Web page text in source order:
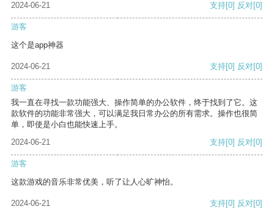
2024-06-21 支持[0] 反对[0]
游客
这个是app神器
2024-06-21 支持[0] 反对[0]
游客
我一直在寻找一款功能强大、操作简单的办公软件，终于找到了它。这
款软件的功能非常强大，可以满足我日常办公的所有需求。操作也很简
单，即使是小白也能快速上手。
2024-06-21
支持[0] 反对[0]
游客
这款游戏的音乐非常优美，听了让人心旷神怡。
2024-06-21 支持[0] 反对[0]